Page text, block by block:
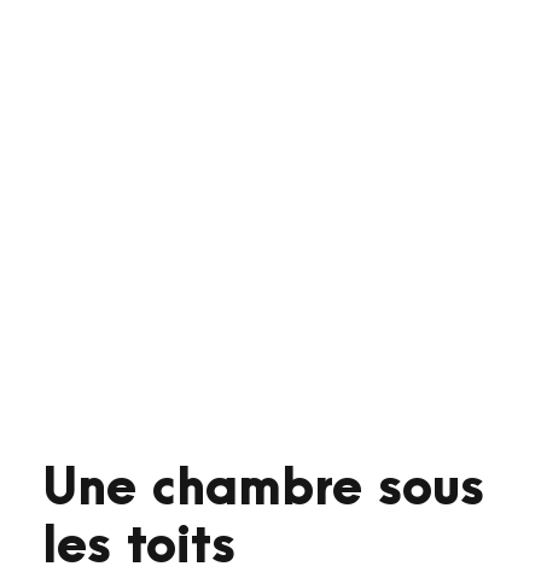
Une chambre sous
les toits